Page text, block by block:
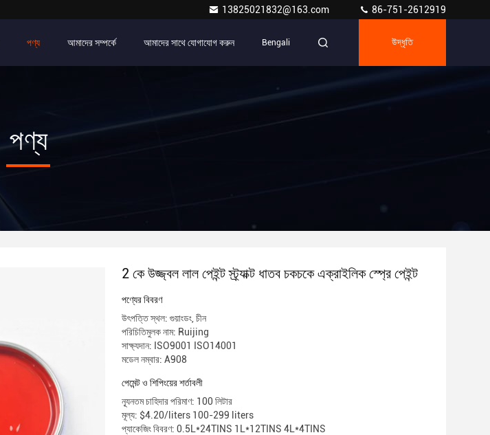
13825021832@163.com 86-751-2612919
পণ্য আমাদের সম্পর্কে আমাদের সাথে যোগাযোগ করুন Bengali উদ্ধৃতি
পণ্য
2 কে উজ্জ্বল লাল পেইন্ট স্ট্র্যাক্ট ধাতব চকচকে এক্রাইলিক স্প্রে পেইন্ট
পণ্যের বিবরণ
উৎপত্তি স্থল: গুয়াংডং, চীন
পরিচিতিমুলক নাম: Ruijing
সাক্ষ্যদান: ISO9001 ISO14001
মডেল নম্বার: A908
পেমেন্ট ও শিপিংয়ের শর্তাবলী
ন্যূনতম চাহিদার পরিমাণ: 100 লিটার
মূল্য: $4.20/liters 100-299 liters
প্যাকেজিং বিবরণ: 0.5L*24TINS 1L*12TINS 4L*4TINS